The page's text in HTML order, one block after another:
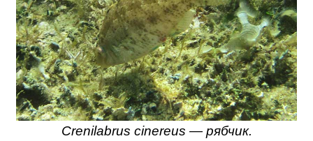
Crenilabrus cinereus — рябчик.